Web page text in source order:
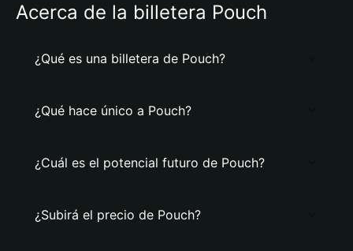
Acerca de la billetera Pouch
¿Qué es una billetera de Pouch?
¿Qué hace único a Pouch?
¿Cuál es el potencial futuro de Pouch?
¿Subirá el precio de Pouch?